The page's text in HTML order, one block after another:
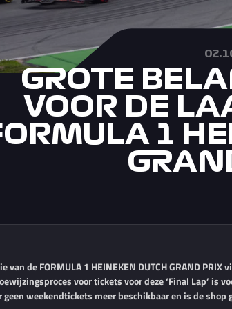
GROTE
VOOR DE
1
van de FORMULA 1 HEINEKEN DUTCH GRAND
voor tickets voor deze ‘Final Lap’
weekendtickets meer beschikbaar en is de